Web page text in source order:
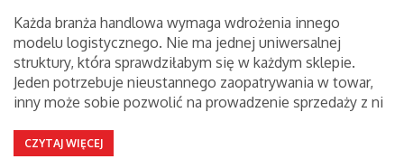
Każda branża handlowa wymaga wdrożenia innego
modelu logistycznego. Nie ma jednej uniwersalnej
struktury, która sprawdziłabym się w każdym sklepie.
Jeden potrzebuje nieustannego zaopatrywania w towar,
inny może sobie pozwolić na prowadzenie sprzedaży z ni
CZYTAJ WIĘCEJ